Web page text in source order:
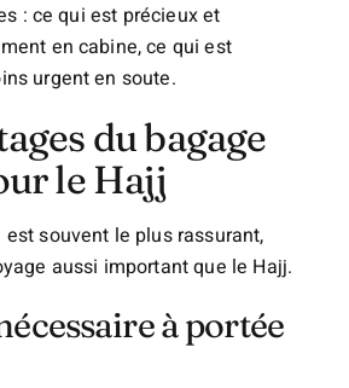
: ce qui est précieux et
en cabine, ce qui est
urgent en soute.
du bagage
le Hajj
souvent le plus rassurant,
aussi important que le Hajj.
à portée